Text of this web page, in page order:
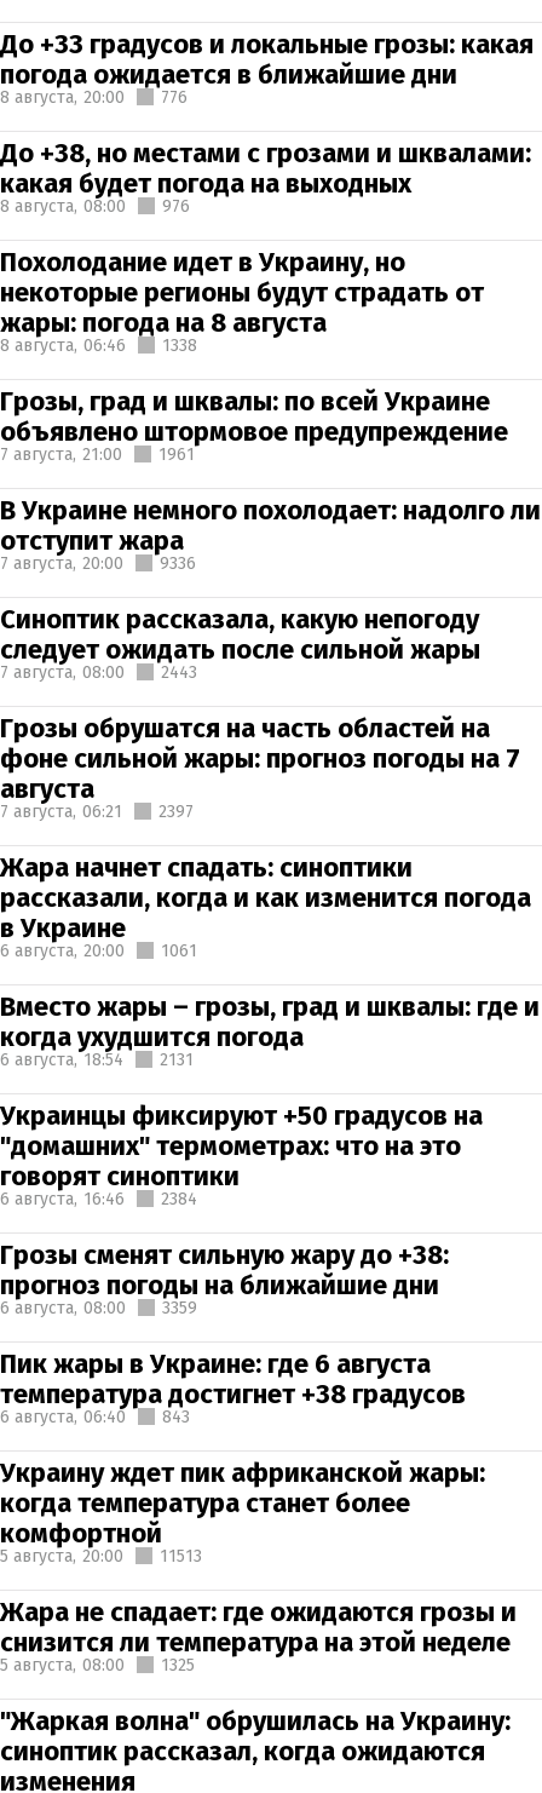
До +33 градусов и локальные грозы: какая
погода ожидается в ближайшие дни
8 августа, 20:00 776
До +38, но местами с грозами и шквалами:
какая будет погода на выходных
8 августа, 08:00 976
Похолодание идет в Украину, но
некоторые регионы будут страдать от
жары: погода на 8 августа
8 августа, 06:46 1338
Грозы, град и шквалы: по всей Украине
объявлено штормовое предупреждение
7 августа, 21:00 1961
В Украине немного похолодает: надолго ли
отступит жара
7 августа, 20:00 9336
Синоптик рассказала, какую непогоду
следует ожидать после сильной жары
7 августа, 08:00 2443
Грозы обрушатся на часть областей на
фоне сильной жары: прогноз погоды на 7
августа
7 августа, 06:21 2397
Жара начнет спадать: синоптики
рассказали, когда и как изменится погода
в Украине
6 августа, 20:00 1061
Вместо жары – грозы, град и шквалы: где и
когда ухудшится погода
6 августа, 18:54 2131
Украинцы фиксируют +50 градусов на
"домашних" термометрах: что на это
говорят синоптики
6 августа, 16:46 2384
Грозы сменят сильную жару до +38:
прогноз погоды на ближайшие дни
6 августа, 08:00 3359
Пик жары в Украине: где 6 августа
температура достигнет +38 градусов
6 августа, 06:40 843
Украину ждет пик африканской жары:
когда температура станет более
комфортной
5 августа, 20:00 11513
Жара не спадает: где ожидаются грозы и
снизится ли температура на этой неделе
5 августа, 08:00 1325
"Жаркая волна" обрушилась на Украину:
синоптик рассказал, когда ожидаются
изменения